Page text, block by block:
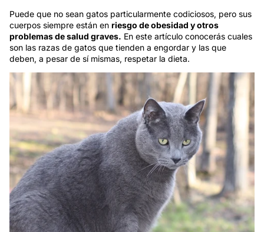
Puede que no sean gatos particularmente codiciosos, pero sus
cuerpos siempre están en riesgo de obesidad y otros
problemas de salud graves. En este artículo conocerás cuales
son las razas de gatos que tienden a engordar y las que
deben, a pesar de sí mismas, respetar la dieta.